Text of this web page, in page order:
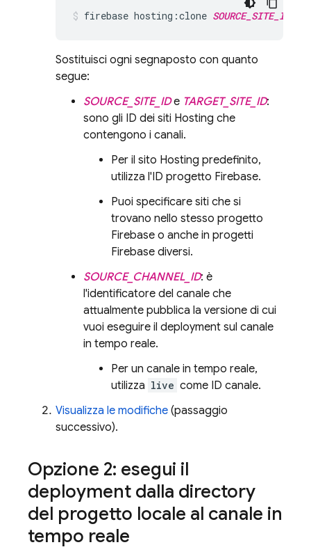
firebase hosting:clone SOURCE_SITE_ID
Sostituisci ogni segnaposto con quanto
segue:
SOURCE_SITE_IDe TARGET_SITE_ID:
sono gli ID dei siti Hosting che
contengono i canali.
Per il sito Hosting predefinito,
utilizza l'ID progetto Firebase.
Puoi specificare siti che si
trovano nello stesso progetto
Firebase o anche in progetti
Firebase diversi.
SOURCE_CHANNEL_ID: è
l'identificatore del canale che
attualmente pubblica la versione di cui
vuoi eseguire il deployment sul canale
in tempo reale.
Per un canale in tempo reale,
utilizza live come ID canale.
Visualizza le modifiche (passaggio
successivo).
Opzione 2: esegui il
deployment dalla directory
del progetto locale al canale in
tempo reale